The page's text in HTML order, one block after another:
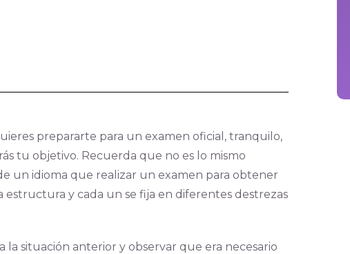
prepararte para un examen oficial, tranquilo,
tu objetivo. Recuerda que no es lo mismo
un idioma que realizar un examen para obtener
y cada un se fija en diferentes destrezas
la situación anterior y observar que era necesario